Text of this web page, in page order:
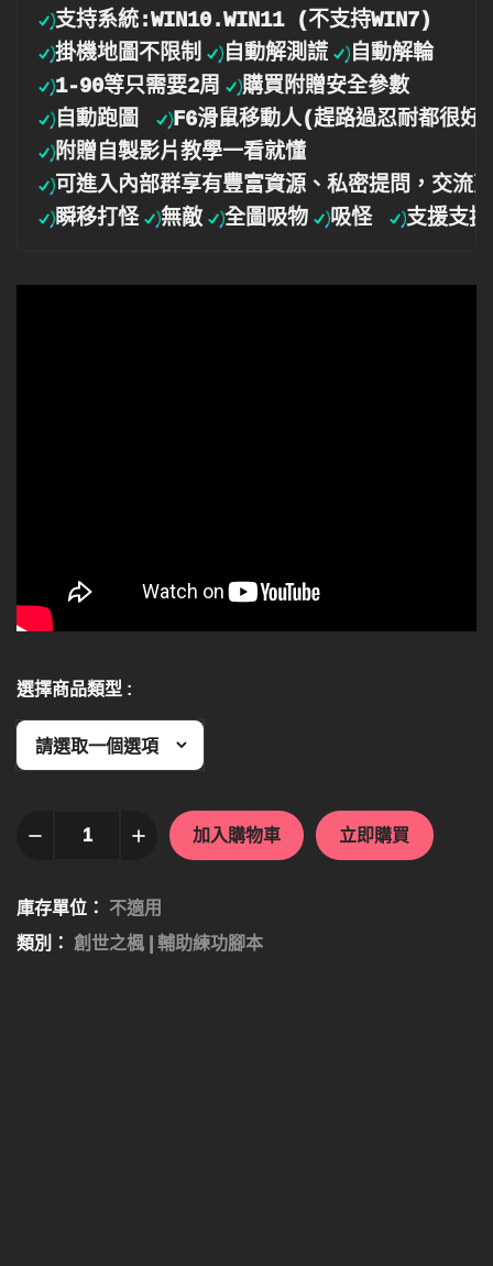
掛機地圖不限制
自動解測謊
1-90等只需要2周
自動跑圖
可進入內部群享有豐富資源、私密提問，交流
瞬移打怪
無敵 全圖吸物 吸怪 支援支
選擇商品類型
加入購物車 立即購買
庫存單位：
不適用
類別： 創世之楓 | 輔助練功腳本